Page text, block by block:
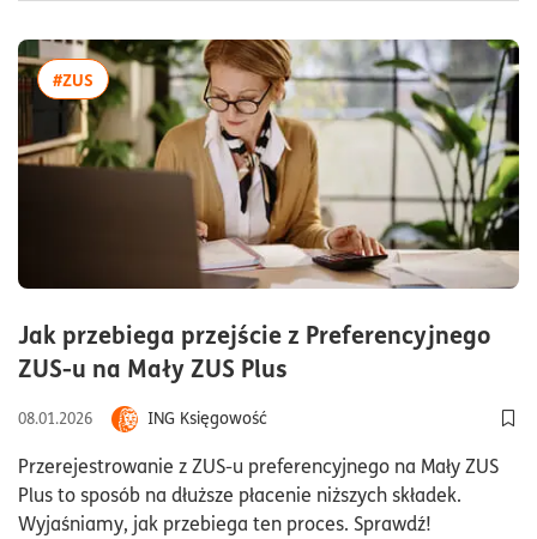
Jak przebiega przejście z Preferencyjnego
ZUS-u na Mały ZUS Plus
08.01.2026
ING Księgowość
Przerejestrowanie z ZUS-u preferencyjnego na Mały ZUS
Plus to sposób na dłuższe płacenie niższych składek.
Wyjaśniamy, jak przebiega ten proces. Sprawdź!
#ZUS więcej artykułów z tagiem:#ZUS